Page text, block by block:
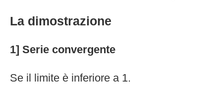
La dimostrazione
1] Serie convergente
Se il limite è inferiore a 1.